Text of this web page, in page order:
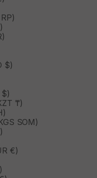
$)
₸)
SOM)
€)